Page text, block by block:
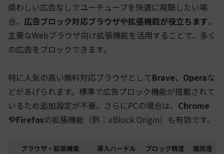
煩わしい広告なしでユーチューブを快適に視聴したい場
合、 広告ブロック対応ブラウザや拡張機能が役立ちます。
主要なWebブラウザ向け拡張機能を活用することで、多く
の広告をブロックできます。
特に人気の高い無料対応ブラウザとしてBrave、Operaな
どがあげられます。標準で広告ブロック機能が搭載されて
いるため追加設定が不要。さらにPCの場合は、 Chrome
やFirefoxの拡張機能（例：uBlock Origin）も有効です。
ブラウザ・拡張機能 導入ハードル ブロック精度 推奨度